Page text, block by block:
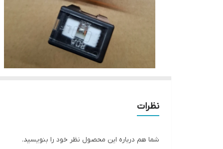
نظرات
شما هم درباره این محصول نظر خود را بنویسید.